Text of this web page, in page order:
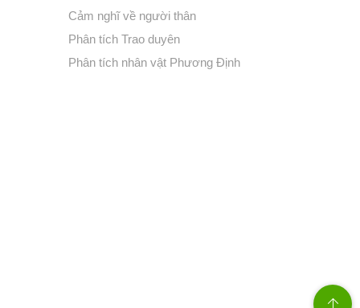
Cảm nghĩ về người thân
Phân tích Trao duyên
Phân tích nhân vật Phương Định